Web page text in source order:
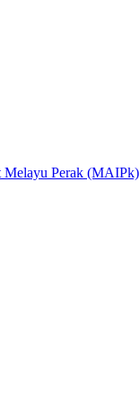
Melayu Perak (MAIPk)